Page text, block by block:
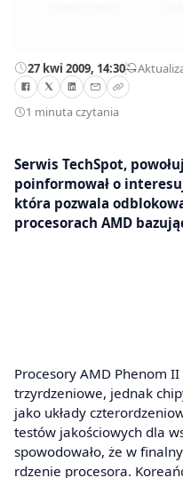
27 kwi 2009, 14:30—
1 minuta czytania
Serwis TechSpot,
poinformował o
która pozwala
procesorach AMD
Procesory AMD Phenom
trzyrdzeniowe, jednak
jako układy
testów jakościowych dla
spowodowało, że w
rdzenie procesora.